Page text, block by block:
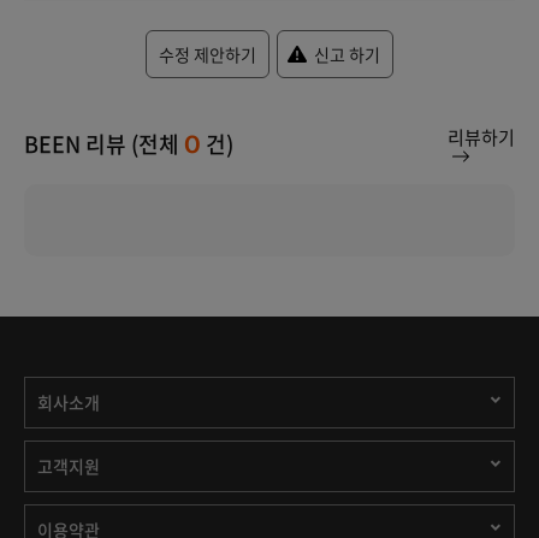
수정 제안하기 신고 하기
BEEN 리뷰 (전체 0 건) 리뷰하기
회사소개
고객지원
이용약관